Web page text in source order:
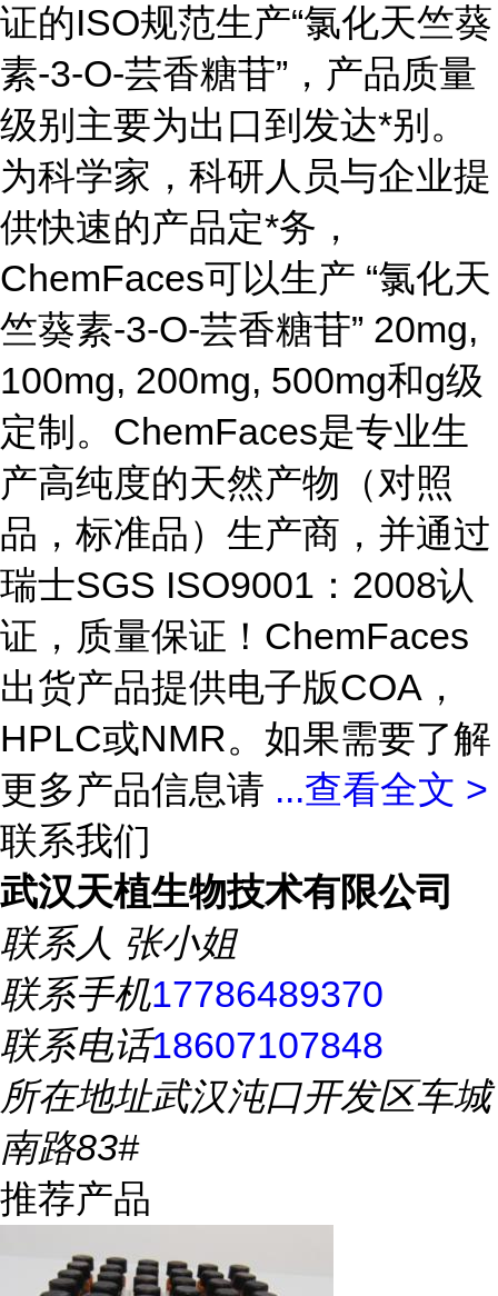
证的ISO规范生产“氯化天竺葵
素-3-O-芸香糖苷”，产品质量
级别主要为出口到发达*别。
为科学家，科研人员与企业提
供快速的产品定*务，
ChemFaces可以生产 “氯化天
竺葵素-3-O-芸香糖苷” 20mg,
100mg, 200mg, 500mg和g级
定制。ChemFaces是专业生
产高纯度的天然产物（对照
品，标准品）生产商，并通过
瑞士SGS ISO9001：2008认
证，质量保证！ChemFaces
出货产品提供电子版COA，
HPLC或NMR。如果需要了解
更多产品信息请 ...查看全文 >
联系我们
武汉天植生物技术有限公司
联系人 张小姐
联系手机17786489370
联系电话18607107848
所在地址武汉沌口开发区车城
南路83#
推荐产品